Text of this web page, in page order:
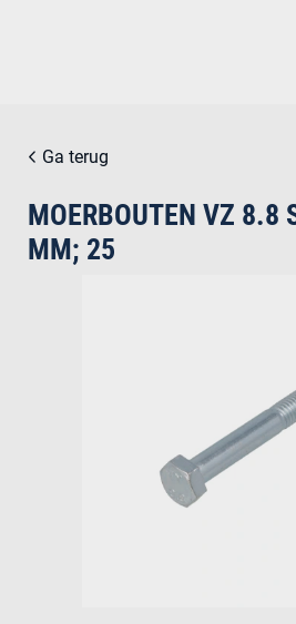
Ga terug
MOERBOUTEN VZ 8.8
MM; 25